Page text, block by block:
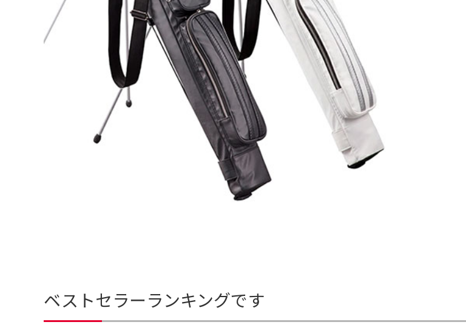
ベストセラーランキングです